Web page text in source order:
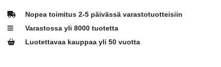
Nopea toimitus 2-5 päivässä varastotuotteisiin
Varastossa yli 8000 tuotetta
Luotettavaa kauppaa yli 50 vuotta